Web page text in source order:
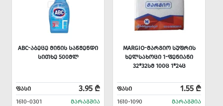
ABC-ᲐᲑᲔᲪᲔ ᲛᲘᲜᲘᲡ ᲡᲐᲬᲛᲔᲜᲓᲘ
ᲡᲘᲗᲮᲔ 500ᲛᲚ
ᲤᲐᲡᲘ 3.95 ₾
1610-0301 ᲛᲐᲠᲐᲒᲨᲘᲐ
MARGIO-ᲛᲐᲠᲒᲘᲝ ᲡᲣᲤᲠᲘᲡ
ᲮᲔᲚᲡᲐᲮᲝᲪᲘ 1-ᲤᲔᲜᲘᲐᲜᲘ
32*32ᲡᲛ 100Ც 1*24Ც
ᲤᲐᲡᲘ 1.55 ₾
1610-1090 ᲛᲐᲠᲐᲒᲨᲘᲐ